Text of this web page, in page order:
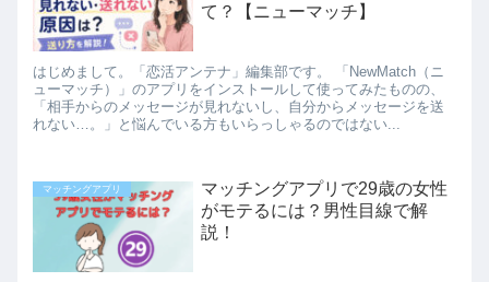
て？【ニューマッチ】
はじめまして。「恋活アンテナ」編集部です。 「NewMatch（ニ
ューマッチ）」のアプリをインストールして使ってみたものの、
「相手からのメッセージが見れないし、自分からメッセージを送
れない…。」と悩んでいる方もいらっしゃるのではない...
マッチングアプリ
マッチングアプリで29歳の女性
がモテるには？男性目線で解
説！